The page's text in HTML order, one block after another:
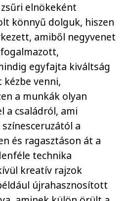
elnökeként
könnyű dolguk, hiszen
amiből negyvenet
egyfajta kiváltság
venni,
a munkák olyan
a családról, ami
a
és ragasztáson át a
technika
kreatív rajzok
újrahasznosított